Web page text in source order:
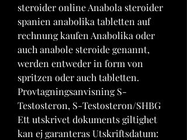
steroider online Anabola steroider
spanien anabolika tabletten auf
rechnung kaufen Anabolika oder
auch anabole steroide genannt,
werden entweder in form von
spritzen oder auch tabletten.
Provtagningsanvisning S-
Testosteron, S-Testosteron/SHBG
Ett utskrivet dokuments giltighet
kan ej garanteras Utskriftsdatum: